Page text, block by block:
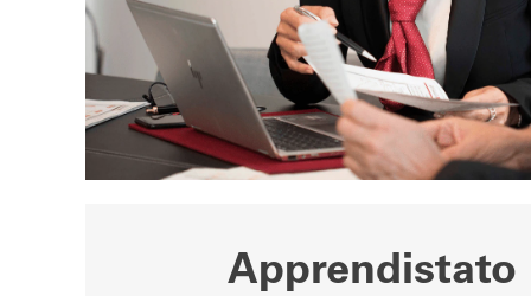
Apprendistato